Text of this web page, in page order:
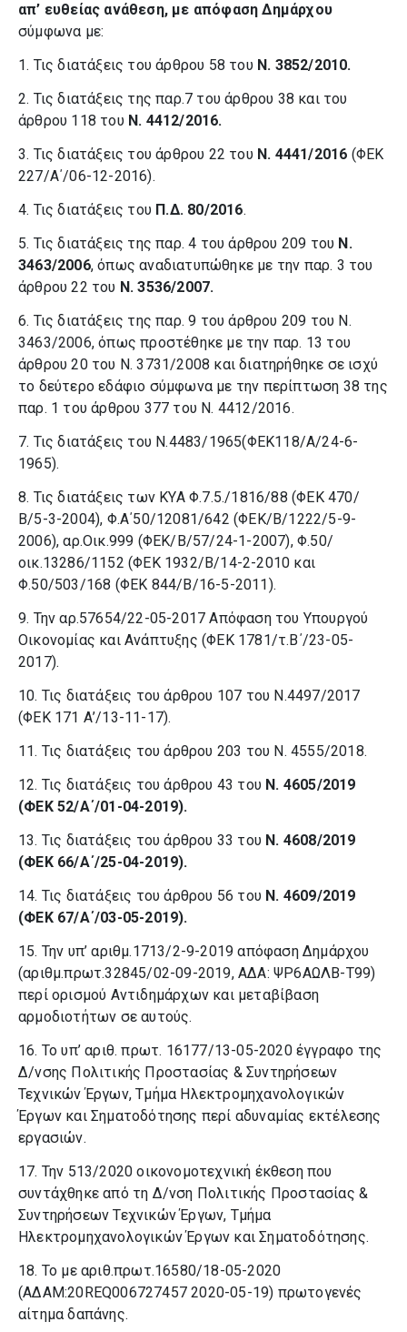
απ’ ευθείας ανάθεση, με απόφαση Δημάρχου
σύμφωνα με:
1. Τις διατάξεις του άρθρου 58 του Ν. 3852/2010.
2. Τις διατάξεις της παρ.7 του άρθρου 38 και του
άρθρου 118 του Ν. 4412/2016.
3. Τις διατάξεις του άρθρου 22 του Ν. 4441/2016 (ΦΕΚ
227/Α΄/06-12-2016).
4. Τις διατάξεις του Π.Δ. 80/2016.
5. Τις διατάξεις της παρ. 4 του άρθρου 209 του Ν.
3463/2006, όπως αναδιατυπώθηκε με την παρ. 3 του
άρθρου 22 του Ν. 3536/2007.
6. Τις διατάξεις της παρ. 9 του άρθρου 209 του Ν.
3463/2006, όπως προστέθηκε με την παρ. 13 του
άρθρου 20 του Ν. 3731/2008 και διατηρήθηκε σε ισχύ
το δεύτερο εδάφιο σύμφωνα με την περίπτωση 38 της
παρ. 1 του άρθρου 377 του Ν. 4412/2016.
7. Τις διατάξεις του Ν.4483/1965(ΦΕΚ118/Α/24-6-
1965).
8. Τις διατάξεις των ΚΥΑ Φ.7.5./1816/88 (ΦΕΚ 470/
Β/5-3-2004), Φ.Α΄50/12081/642 (ΦΕΚ/Β/1222/5-9-
2006), αρ.Οικ.999 (ΦΕΚ/Β/57/24-1-2007), Φ.50/
οικ.13286/1152 (ΦΕΚ 1932/Β/14-2-2010 και
Φ.50/503/168 (ΦΕΚ 844/Β/16-5-2011).
9. Την αρ.57654/22-05-2017 Απόφαση του Υπουργού
Οικονομίας και Ανάπτυξης (ΦΕΚ 1781/τ.Β΄/23-05-
2017).
10. Τις διατάξεις του άρθρου 107 του Ν.4497/2017
(ΦΕΚ 171 Α’/13-11-17).
11. Τις διατάξεις του άρθρου 203 του Ν. 4555/2018.
12. Τις διατάξεις του άρθρου 43 του Ν. 4605/2019
(ΦΕΚ 52/Α΄/01-04-2019).
13. Τις διατάξεις του άρθρου 33 του Ν. 4608/2019
(ΦΕΚ 66/Α΄/25-04-2019).
14. Τις διατάξεις του άρθρου 56 του Ν. 4609/2019
(ΦΕΚ 67/Α΄/03-05-2019).
15. Την υπ’ αριθμ.1713/2-9-2019 απόφαση Δημάρχου
(αριθμ.πρωτ.32845/02-09-2019, ΑΔΑ: ΨΡ6ΑΩΛΒ-Τ99)
περί ορισμού Αντιδημάρχων και μεταβίβαση
αρμοδιοτήτων σε αυτούς.
16. Το υπ’ αριθ. πρωτ. 16177/13-05-2020 έγγραφο της
Δ/νσης Πολιτικής Προστασίας & Συντηρήσεων
Τεχνικών Έργων, Τμήμα Ηλεκτρομηχανολογικών
Έργων και Σηματοδότησης περί αδυναμίας εκτέλεσης
εργασιών.
17. Την 513/2020 οικονομοτεχνική έκθεση που
συντάχθηκε από τη Δ/νση Πολιτικής Προστασίας &
Συντηρήσεων Τεχνικών Έργων, Τμήμα
Ηλεκτρομηχανολογικών Έργων και Σηματοδότησης.
18. Το με αριθ.πρωτ.16580/18-05-2020
(ΑΔΑΜ:20REQ006727457 2020-05-19) πρωτογενές
αίτημα δαπάνης.